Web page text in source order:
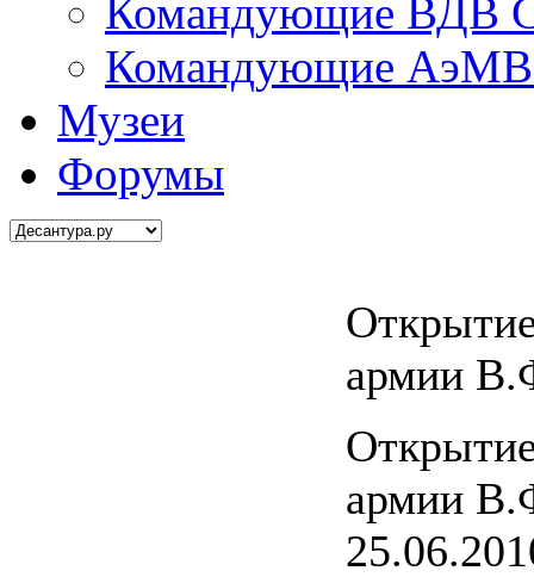
Командующие ВДВ
Командующие АэМВ
Музеи
Форумы
армии
армии